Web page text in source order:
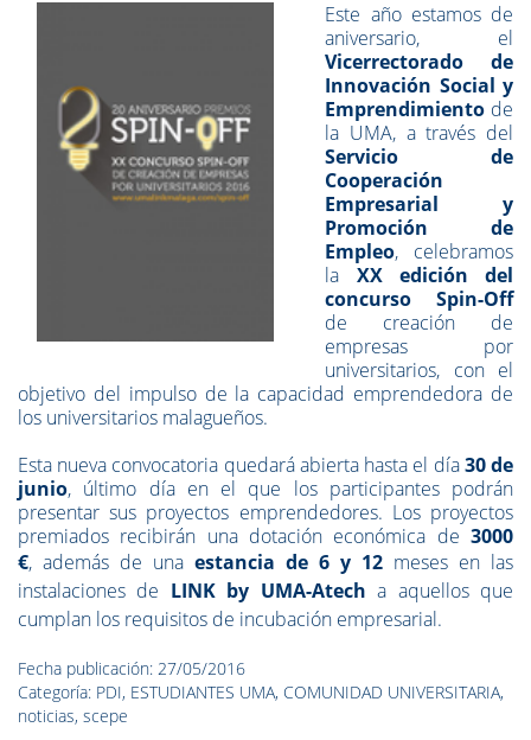
Este año estamos de
aniversario, el
Vicerrectorado de
Innovación Social y
Emprendimiento de
la UMA, a través del
Servicio de
Cooperación
Empresarial y
Promoción de
Empleo, celebramos
la XX edición del
concurso Spin-Off
de creación de
empresas por
universitarios, con el
objetivo del impulso de la capacidad emprendedora de
los universitarios malagueños.
Esta nueva convocatoria quedará abierta hasta el día30 de
junio, último día en el que los participantes podrán
presentar sus proyectos emprendedores. Los proyectos
premiados recibirán una dotación económica de 3000
€, además de una estancia de 6 y 12 meses en las
instalaciones de LINK by UMA-Atecha aquellos que
cumplan los requisitos de incubación empresarial.
Fecha publicación: 27/05/2016
Categoría: PDI, ESTUDIANTES UMA, COMUNIDAD UNIVERSITARIA,
noticias, scepe